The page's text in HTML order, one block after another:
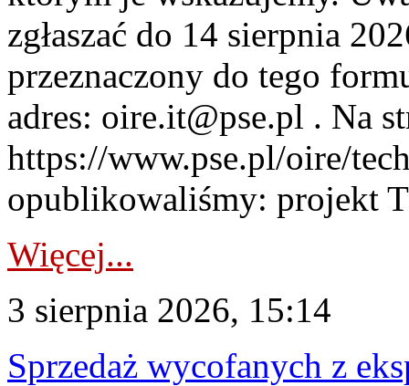
zgłaszać do 14 sierpnia
przeznaczony do tego
adres: oire.it@pse.pl . Na
https://www.pse.pl/oire/
opublikowaliśmy: projekt
Więcej...
3 sierpnia 2026, 15:14
Sprzedaż wycofanych z